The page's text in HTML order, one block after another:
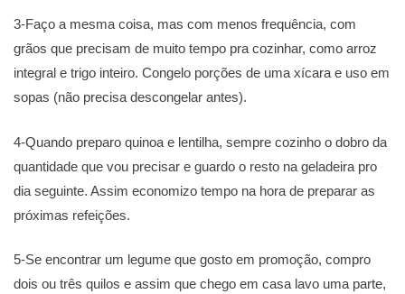
3-Faço a mesma coisa, mas com menos frequência, com
grãos que precisam de muito tempo pra cozinhar, como arroz
integral e trigo inteiro. Congelo porções de uma xícara e uso em
sopas (não precisa descongelar antes).
4-Quando preparo quinoa e lentilha, sempre cozinho o dobro da
quantidade que vou precisar e guardo o resto na geladeira pro
dia seguinte. Assim economizo tempo na hora de preparar as
próximas refeições.
5-Se encontrar um legume que gosto em promoção, compro
dois ou três quilos e assim que chego em casa lavo uma parte,